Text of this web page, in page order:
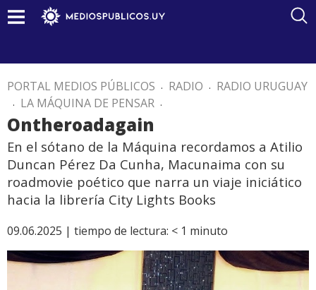
PORTAL MEDIOS PÚBLICOS . RADIO . RADIO URUGUAY
. LA MÁQUINA DE PENSAR .
Ontheroadagain
En el sótano de la Máquina recordamos a Atilio
Duncan Pérez Da Cunha, Macunaima con su
roadmovie poético que narra un viaje iniciático
hacia la librería City Lights Books
09.06.2025 | tiempo de lectura: < 1 minuto